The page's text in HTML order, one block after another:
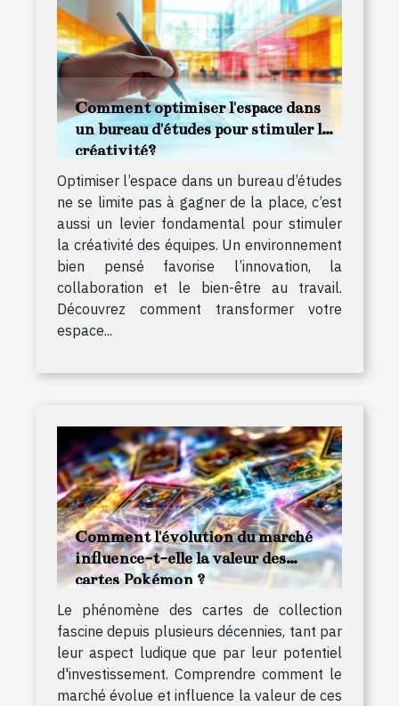
Comment optimiser l'espace dans
un bureau d'études pour stimuler la
créativité?
Optimiser l’espace dans un bureau d’études
ne se limite pas à gagner de la place, c’est
aussi un levier fondamental pour stimuler
la créativité des équipes. Un environnement
bien pensé favorise l’innovation, la
collaboration et le bien-être au travail.
Découvrez comment transformer votre
espace...
Comment l'évolution du marché
influence-t-elle la valeur des
cartes Pokémon ?
Le phénomène des cartes de collection
fascine depuis plusieurs décennies, tant par
leur aspect ludique que par leur potentiel
d'investissement. Comprendre comment le
marché évolue et influence la valeur de ces